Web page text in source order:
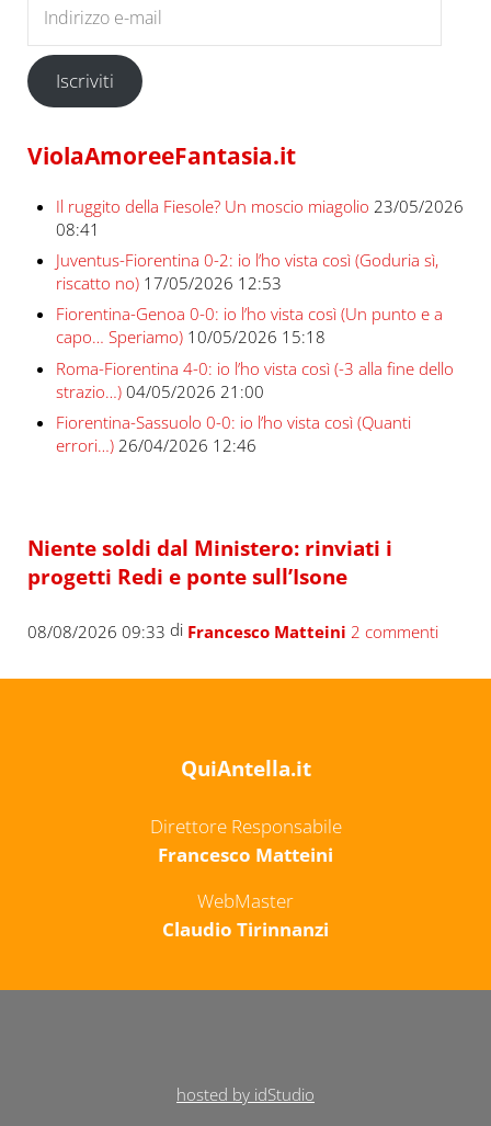
Iscriviti
ViolaAmoreeFantasia.it
Il ruggito della Fiesole? Un moscio miagolio 23/05/2026
08:41
Juventus-Fiorentina 0-2: io l’ho vista così (Goduria sì,
riscatto no) 17/05/2026 12:53
Fiorentina-Genoa 0-0: io l’ho vista così (Un punto e a
capo… Speriamo) 10/05/2026 15:18
Roma-Fiorentina 4-0: io l’ho vista così (-3 alla fine dello
strazio…) 04/05/2026 21:00
Fiorentina-Sassuolo 0-0: io l’ho vista così (Quanti
errori…) 26/04/2026 12:46
Niente soldi dal Ministero: rinviati i
progetti Redi e ponte sull’Isone
08/08/2026 09:33 di Francesco Matteini 2 commenti
QuiAntella.it
Direttore Responsabile
Francesco Matteini
WebMaster
Claudio Tirinnanzi
hosted by idStudio